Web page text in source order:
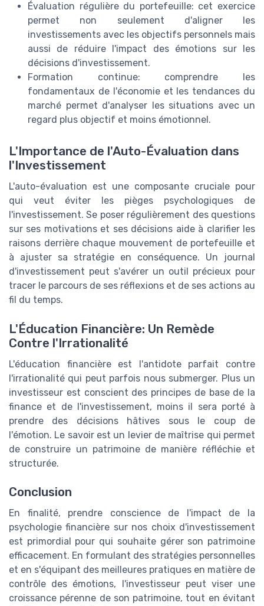
Évaluation régulière du portefeuille: cet exercice
permet non seulement d'aligner les
investissements avec les objectifs personnels mais
aussi de réduire l'impact des émotions sur les
décisions d'investissement.
Formation continue: comprendre les
fondamentaux de l'économie et les tendances du
marché permet d'analyser les situations avec un
regard plus objectif et moins émotionnel.
L'Importance de l'Auto-Évaluation dans
l'Investissement
L'auto-évaluation est une composante cruciale pour
qui veut éviter les pièges psychologiques de
l'investissement. Se poser régulièrement des questions
sur ses motivations et ses décisions aide à clarifier les
raisons derrière chaque mouvement de portefeuille et
à ajuster sa stratégie en conséquence. Un journal
d'investissement peut s'avérer un outil précieux pour
tracer le parcours de ses réflexions et de ses actions au
fil du temps.
L'Éducation Financière: Un Remède
Contre l'Irrationalité
L'éducation financière est l'antidote parfait contre
l'irrationalité qui peut parfois nous submerger. Plus un
investisseur est conscient des principes de base de la
finance et de l'investissement, moins il sera porté à
prendre des décisions hâtives sous le coup de
l'émotion. Le savoir est un levier de maîtrise qui permet
de construire un patrimoine de manière réfléchie et
structurée.
Conclusion
En finalité, prendre conscience de l'impact de la
psychologie financière sur nos choix d'investissement
est primordial pour qui souhaite gérer son patrimoine
efficacement. En formulant des stratégies personnelles
et en s'équipant des meilleures pratiques en matière de
contrôle des émotions, l'investisseur peut viser une
croissance pérenne de son patrimoine, tout en évitant